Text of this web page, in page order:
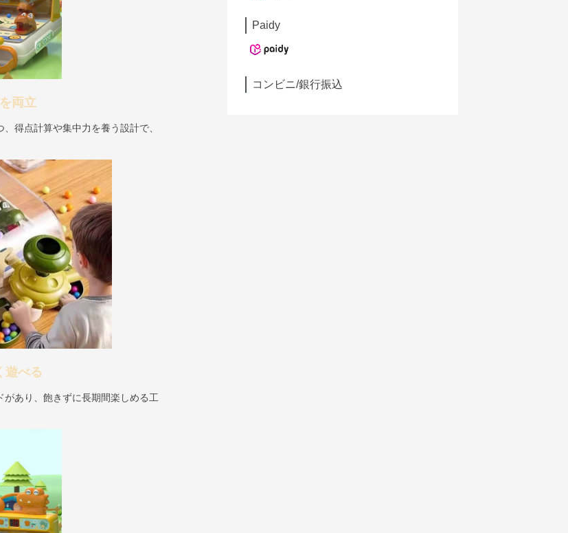
両立
得点計算や集中力を養う設計で、
遊べる
あり、飽きずに長期間楽しめる工
Paidy
コンビニ/銀行振込